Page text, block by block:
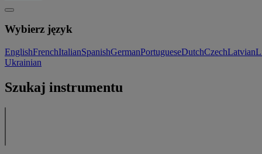
Wybierz język
EnglishFrenchItalianSpanishGermanPortugueseDutchCzechLatvian
Ukrainian
Szukaj instrumentu